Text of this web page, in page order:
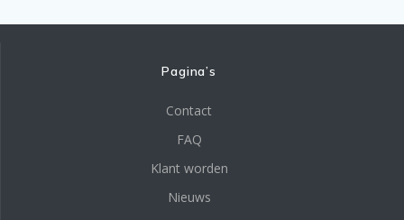
Pagina’s
Contact
FAQ
Klant worden
Nieuws